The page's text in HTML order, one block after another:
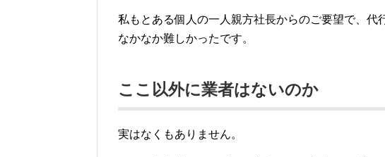
私もとある個人の一人親方社長からのご要望で、代
なかなか難しかったです。
ここ以外に業者はないのか
実はなくもありません。